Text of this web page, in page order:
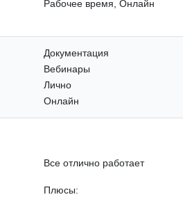
Рабочее время, Онлайн
Документация
Вебинары
Лично
Онлайн
Все отлично работает
Плюсы: